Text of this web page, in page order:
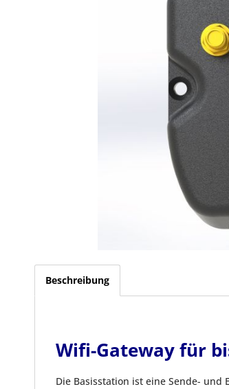
Beschreibung
Wifi-Gateway für
Die Basisstation ist eine Sende-